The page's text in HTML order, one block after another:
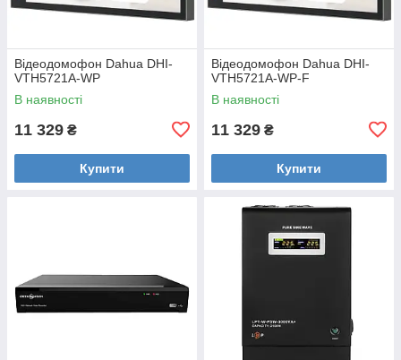
Відеодомофон Dahua DHI-
VTH5721A-WP
В наявності
11 329 ₴
Купити
Відеодомофон Dahua DHI-
VTH5721A-WP-F
В наявності
11 329 ₴
Купити